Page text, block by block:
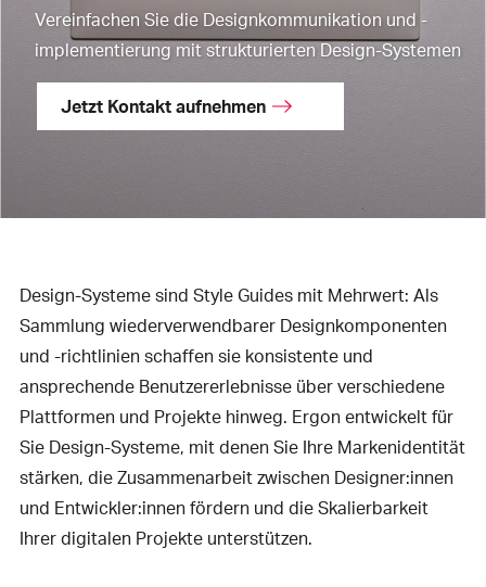
Vereinfachen Sie die Designkommunikation und -
implementierung mit strukturierten Design-Systemen
Jetzt Kontakt aufnehmen
Design-Systeme sind Style Guides mit Mehrwert: Als
Sammlung wiederverwendbarer Designkomponenten
und -richtlinien schaffen sie konsistente und
ansprechende Benutzererlebnisse über verschiedene
Plattformen und Projekte hinweg. Ergon entwickelt für
Sie Design-Systeme, mit denen Sie Ihre Markenidentität
stärken, die Zusammenarbeit zwischen Designer:innen
und Entwickler:innen fördern und die Skalierbarkeit
Ihrer digitalen Projekte unterstützen.